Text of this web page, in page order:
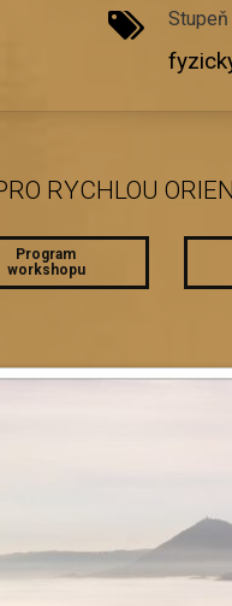
RYCHLOU
Program
workshopu